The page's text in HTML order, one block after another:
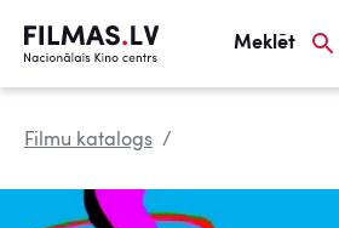
Meklēt
Filmu katalogs